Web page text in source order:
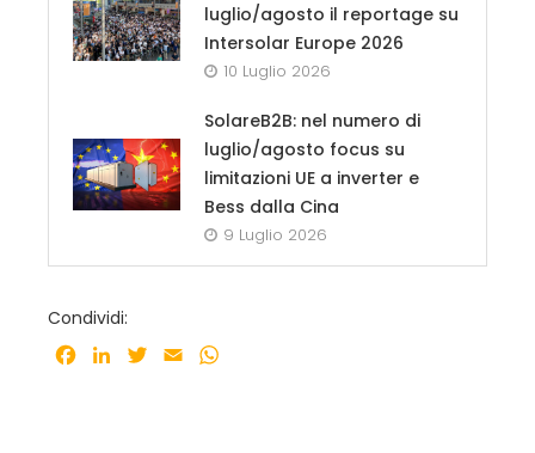
luglio/agosto il reportage su
Intersolar Europe 2026
10 Luglio 2026
SolareB2B: nel numero di
luglio/agosto focus su
limitazioni UE a inverter e
Bess dalla Cina
9 Luglio 2026
Condividi:
Facebook
LinkedInTwitter
Email